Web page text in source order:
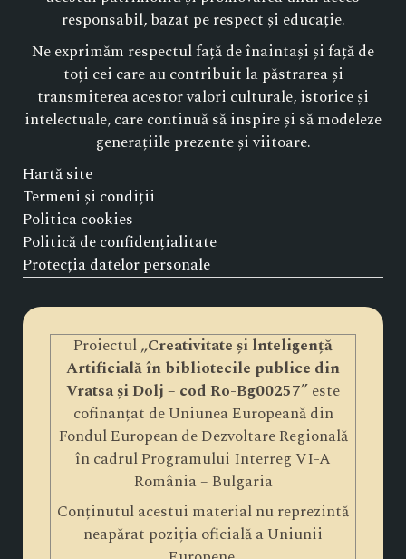
responsabil, bazat pe respect și educație.
Ne exprimăm respectul față de înaintași și față de
toți cei care au contribuit la păstrarea și
transmiterea acestor valori culturale, istorice și
intelectuale, care continuă să inspire și să modeleze
generațiile prezente și viitoare.
Hartă site
Termeni și condiții
Politica cookies
Politică de confidențialitate
Protecția datelor personale
Proiectul „Creativitate și lnteligență
Artificială în bibliotecile publice din
Vratsa și Dolj – cod Ro-Bg00257” este
cofinanțat de Uniunea Europeană din
Fondul European de Dezvoltare Regională
în cadrul Programului Interreg VI-A
România – Bulgaria
Conținutul acestui material nu reprezintă
neapărat poziția oficială a Uniunii